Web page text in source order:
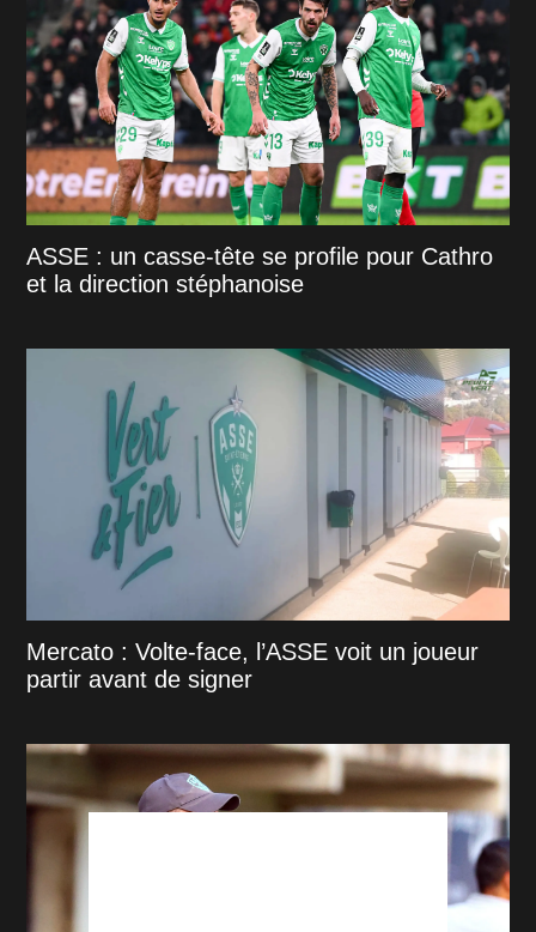
ASSE : un casse-tête se profile pour Cathro
et la direction stéphanoise
Mercato : Volte-face, l’ASSE voit un joueur
partir avant de signer